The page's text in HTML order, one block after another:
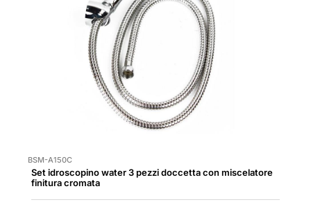
BSM-A150C
Set idroscopino water 3 pezzi doccetta con miscelatore
finitura cromata